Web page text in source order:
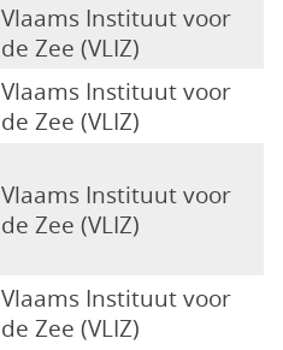
Vlaams Instituut voor
de Zee (VLIZ)
Vlaams Instituut voor
de Zee (VLIZ)
Vlaams Instituut voor
de Zee (VLIZ)
Vlaams Instituut voor
de Zee (VLIZ)